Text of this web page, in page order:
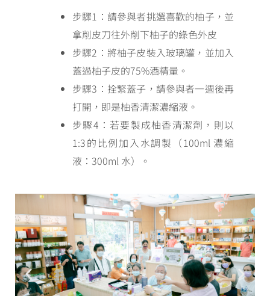
步驟1：請參與者挑選喜歡的柚子，並
拿削皮刀往外削下柚子的綠色外皮
步驟2：將柚子皮裝入玻璃罐，並加入
蓋過柚子皮的75%酒精量。
步驟3：拴緊蓋子，請參與者一週後再
打開，即是柚香清潔濃縮液。
步驟4：若要製成柚香清潔劑，則以
1:3的比例加入水調製（100ml 濃縮
液：300ml 水）。